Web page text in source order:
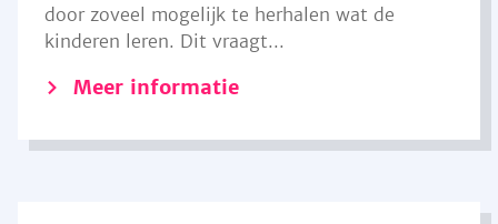
door zoveel mogelijk te herhalen wat de
kinderen leren. Dit vraagt...
Meer informatie